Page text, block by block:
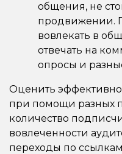
общения, не
продвижении.
вовлекать в
отвечать на
опросы и
Оценить
при помощи разных
количество
вовлеченности
переходы по